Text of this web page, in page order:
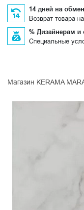
14 дней на
Возврат товара
% Дизайнерам и
Специальные
Магазин KERAMA